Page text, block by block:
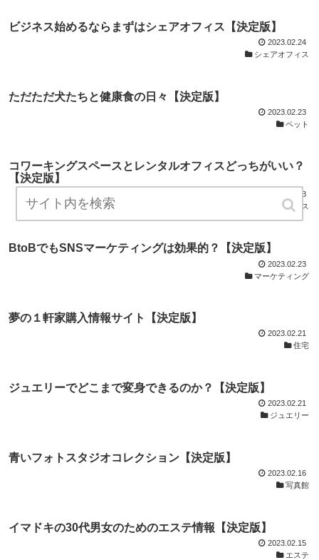
ビジネス始めるならまずはシェアオフィス【決定版】
2023.02.24
シェアオフィス
ただただ犬たちと健康食の日々【決定版】
2023.02.23
ペット
コワーキングスペースとレンタルオフィスどっちがいい？
【決定版】
2023.02.23
シェアオフィス
BtoBでもSNSマーケティングは効果的？【決定版】
2023.02.23
マーケティング
夢の１軒家購入情報サイト【決定版】
2023.02.21
住宅
ジュエリーでどこまで変身できるのか？【決定版】
2023.02.21
ジュエリー
青いフォトスタジオコレクション【決定版】
2023.02.16
写真館
イマドキの30代男女のためのエステ情報【決定版】
2023.02.15
エステ